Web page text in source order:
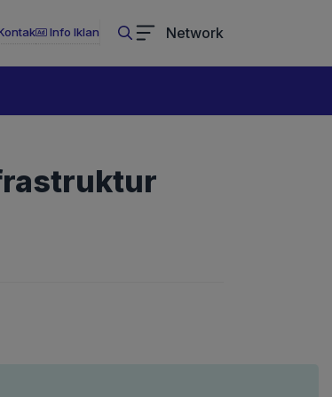
Info Iklan Network